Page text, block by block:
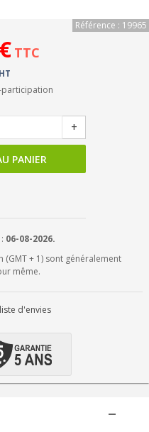
Référence : 19965
TTC
+
PANIER
06-08-2026.
(GMT + 1) sont généralement
même.
d'envies